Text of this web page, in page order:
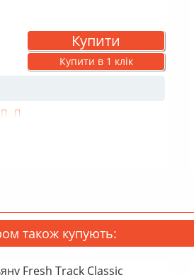
Купити
Купити в 1 клік
також купують:
Fresh Track Classic